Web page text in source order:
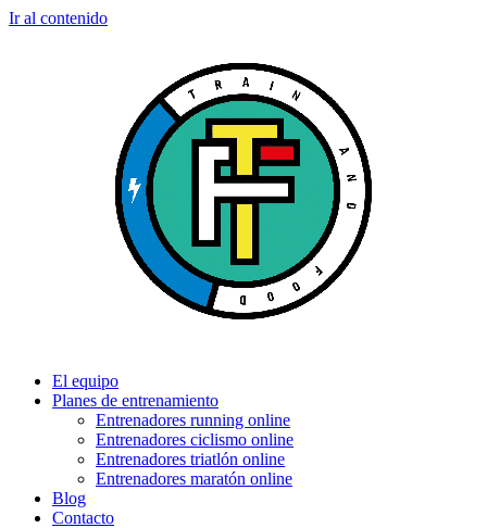
Ir al contenido
El equipo
Planes de entrenamiento
Entrenadores running online
Entrenadores ciclismo online
Entrenadores triatlón online
Entrenadores maratón online
Blog
Contacto